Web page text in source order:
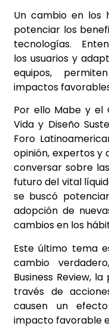
Un cambio en los
potenciar los
tecnologías.
los usuarios y
equipos,
impactos
Por ello Mabe y el
Vida y Diseño
Foro
opinión, expertos y
conversar sobre
futuro del vital
se buscó
adopción de
cambios en los
Este último tema
cambio
Business Review,
través de
causen un
impacto favorable